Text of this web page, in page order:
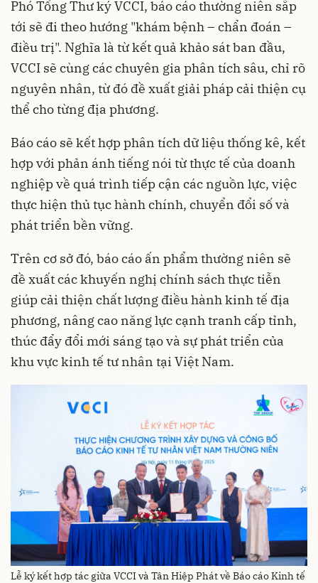
Phó Tổng Thư ký VCCI, báo cáo thường niên sắp
tới sẽ đi theo hướng "khám bệnh – chẩn đoán –
điều trị". Nghĩa là từ kết quả khảo sát ban đầu,
VCCI sẽ cùng các chuyên gia phân tích sâu, chỉ rõ
nguyên nhân, từ đó đề xuất giải pháp cải thiện cụ
thể cho từng địa phương.
Báo cáo sẽ kết hợp phân tích dữ liệu thống kê, kết
hợp với phản ánh tiếng nói từ thực tế của doanh
nghiệp về quá trình tiếp cận các nguồn lực, việc
thực hiện thủ tục hành chính, chuyển đổi số và
phát triển bền vững.
Trên cơ sở đó, báo cáo ấn phẩm thường niên sẽ
đề xuất các khuyến nghị chính sách thực tiễn
giúp cải thiện chất lượng điều hành kinh tế địa
phương, nâng cao năng lực cạnh tranh cấp tỉnh,
thúc đẩy đổi mới sáng tạo và sự phát triển của
khu vực kinh tế tư nhân tại Việt Nam.
Lễ ký kết hợp tác giữa VCCI và Tân Hiệp Phát về Báo cáo Kinh tế